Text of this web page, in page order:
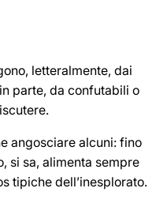
letteralmente, dai
parte, da confutabili o
angosciare alcuni: fino
si sa, alimenta sempre
tipiche dell’inesplorato.